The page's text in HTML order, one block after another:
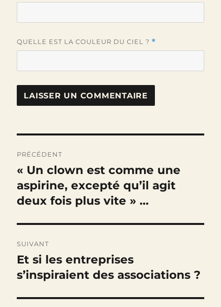
QUELLE EST LA COULEUR DU CIEL ? *
de
l’article
PRÉCÉDENT
Publication
précédente :
« Un clown est comme une
aspirine, excepté qu’il agit
deux fois plus vite » …
SUIVANT
Publication
suivante :
Et si les entreprises
s’inspiraient des associations ?